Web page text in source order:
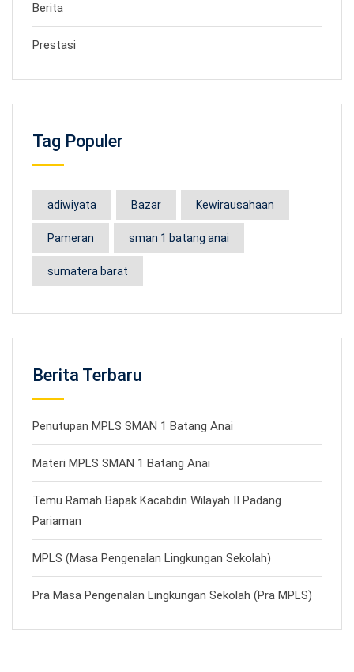
Berita
Prestasi
Tag Populer
adiwiyata Bazar Kewirausahaan
Pameran sman 1 batang anai
sumatera barat
Berita Terbaru
Penutupan MPLS SMAN 1 Batang Anai
Materi MPLS SMAN 1 Batang Anai
Temu Ramah Bapak Kacabdin Wilayah II Padang
Pariaman
MPLS (Masa Pengenalan Lingkungan Sekolah)
Pra Masa Pengenalan Lingkungan Sekolah (Pra MPLS)